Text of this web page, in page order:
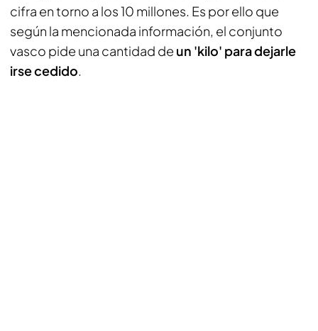
cifra en torno a los 10 millones. Es por ello que
según la mencionada información, el conjunto
vasco pide una cantidad de un 'kilo' para dejarle
irse cedido.